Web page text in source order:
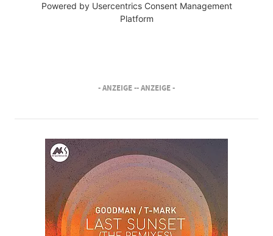
Powered by Usercentrics Consent Management
Platform
- ANZEIGE -- ANZEIGE -